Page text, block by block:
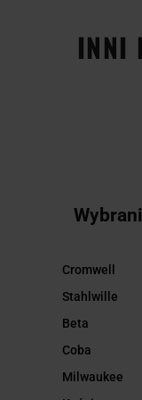
INNI
Cromwell
Stahlwille
Beta
Coba
Milwaukee